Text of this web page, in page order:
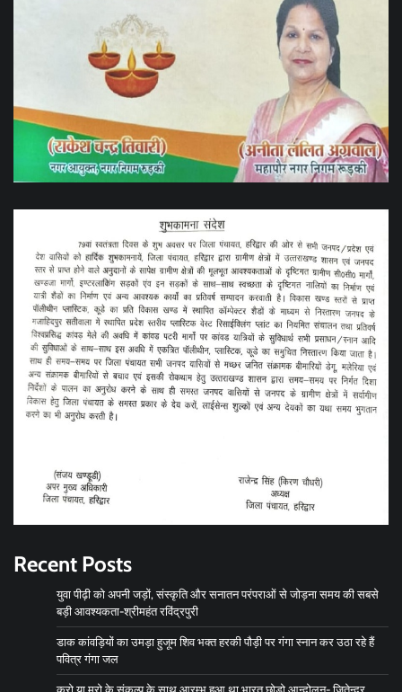
Recent Posts
युवा पीढ़ी को अपनी जड़ों, संस्कृति और सनातन परंपराओं से जोड़ना समय की सबसे
बड़ी आवश्यकता-श्रीमहंत रविंद्रपुरी
डाक कांवड़ियों का उमड़ा हुजूम शिव भक्त हरकी पौड़ी पर गंगा स्नान कर उठा रहे हैं
पवित्र गंगा जल